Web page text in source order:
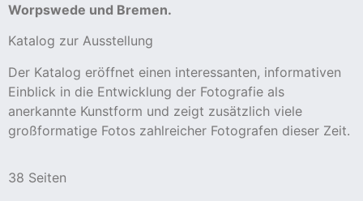
Worpswede und Bremen.
Katalog zur Ausstellung
Der Katalog eröffnet einen interessanten, informativen
Einblick in die Entwicklung der Fotografie als
anerkannte Kunstform und zeigt zusätzlich viele
großformatige Fotos zahlreicher Fotografen dieser Zeit.
38 Seiten